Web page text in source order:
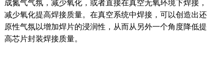
成氮气气氛，减少氧化，或者直接在真空无氧环境下焊接，
减少氧化提高焊接质量。在真空系统中焊接，可以创造出还
原性气氛以增加焊片的浸润性，从而从另外一个角度降低提
高芯片封装焊接质量。